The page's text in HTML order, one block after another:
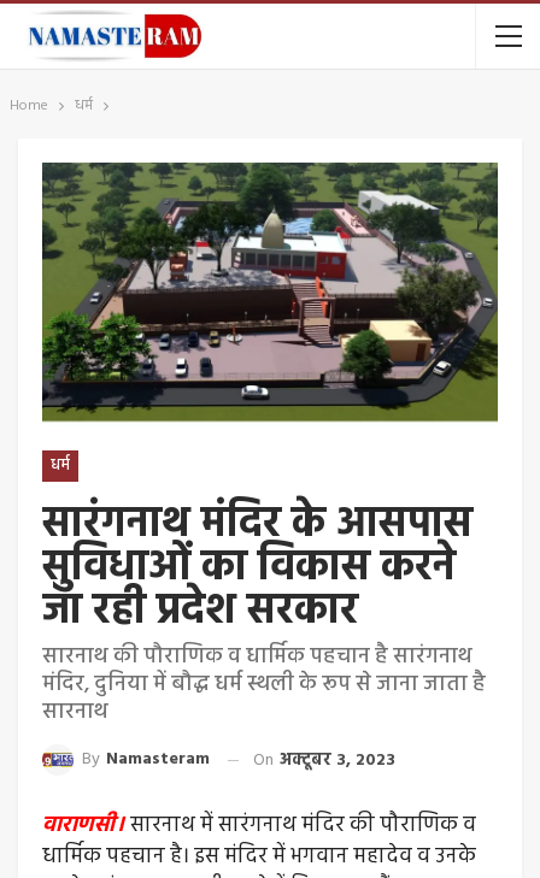
Home धर्म
धर्म
सारंगनाथ मंदिर के आसपास
सुविधाओं का विकास करने
जा रही प्रदेश सरकार
सारनाथ की पौराणिक व धार्मिक पहचान है सारंगनाथ
मंदिर, दुनिया में बौद्ध धर्म स्थली के रूप से जाना जाता है
सारनाथ
By Namasteram On अक्टूबर 3, 2023
वाराणसी।सारनाथ में सारंगनाथ मंदिर की पौराणिक व
धार्मिक पहचान है। इस मंदिर में भगवान महादेव व उनके